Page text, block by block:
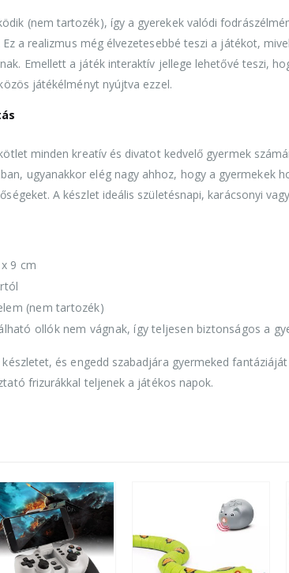
(nem tartozék), így a gyerekek valódi
a realizmus még élvezetesebbé teszi a játékot,
Emellett a játék interaktív jellege lehetővé teszi,
játékélményt nyújtva ezzel.
minden kreatív és divatot kedvelő gyermek
ugyanakkor elég nagy ahhoz, hogy a gyermekek
A készlet ideális születésnapi, karácsonyi
9 cm
(nem tartozék)
ollók nem vágnak, így teljesen biztonságos a
és engedd szabadjára gyermeked
frizurákkal teljenek a játékos napok.